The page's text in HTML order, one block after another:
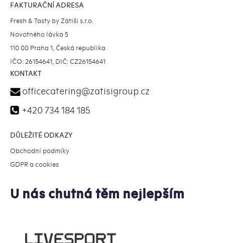
FAKTURAČNÍ ADRESA
Fresh & Tasty by Zátiší s.r.o.
Novotného lávka 5
110 00 Praha 1, Česká republika
IČO: 26154641, DIČ: CZ26154641
KONTAKT
officecatering@zatisigroup.cz
+420 734 184 185
DŮLEŽITÉ ODKAZY
Obchodní podmíky
GDPR a cookies
U nás chutná těm nejlepším